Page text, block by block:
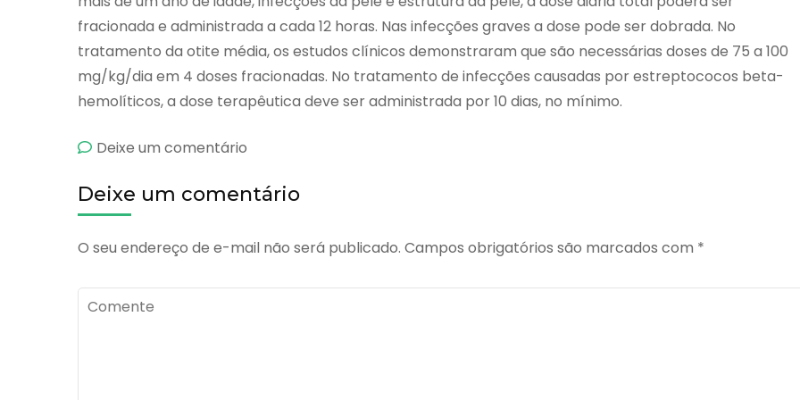
fracionada e administrada a cada 12 horas. Nas infecções graves a dose pode ser dobrada. No
tratamento da otite média, os estudos clínicos demonstraram que são necessárias doses de 75 a 100
mg/kg/dia em 4 doses fracionadas. No tratamento de infecções causadas por estreptococos beta-
hemolíticos, a dose terapêutica deve ser administrada por 10 dias, no mínimo.
Deixe um comentário
Deixe um comentário
O seu endereço de e-mail não será publicado. Campos obrigatórios são marcados com *
Comente